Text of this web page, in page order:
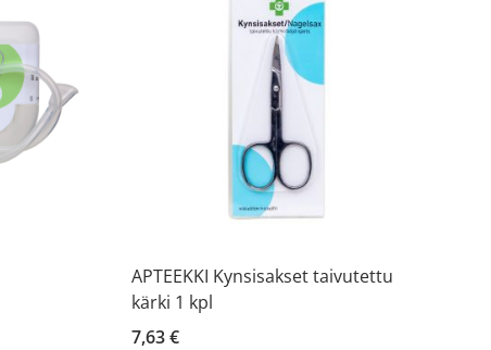
APTEEKKI Kynsisakset taivutettu
kärki 1 kpl
7,63 €